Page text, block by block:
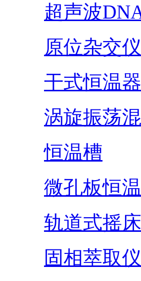
超声波
原位杂交
干式恒温
涡旋振荡
恒温槽
微孔板恒
轨道式摇
固相萃取仪